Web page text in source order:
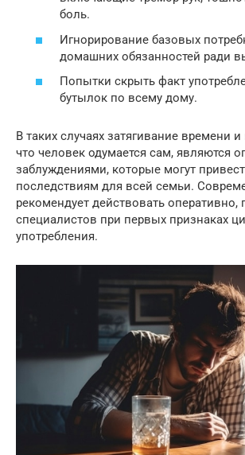
боль.
Игнорирование базовых
домашних обязанностей ради
Попытки скрыть факт
бутылок по всему дому.
В таких случаях затягивание времени
что человек одумается сам, являются
заблуждениями, которые могут
последствиям для всей семьи.
рекомендует действовать оперативно,
специалистов при первых признаках
употребления.